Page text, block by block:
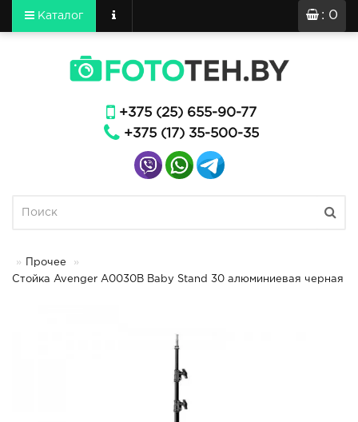
: 0
Каталог
+375 (25) 655-90-77
+375 (17) 35-500-35
Прочее
Стойка Avenger A0030B Baby Stand 30 алюминиевая черная